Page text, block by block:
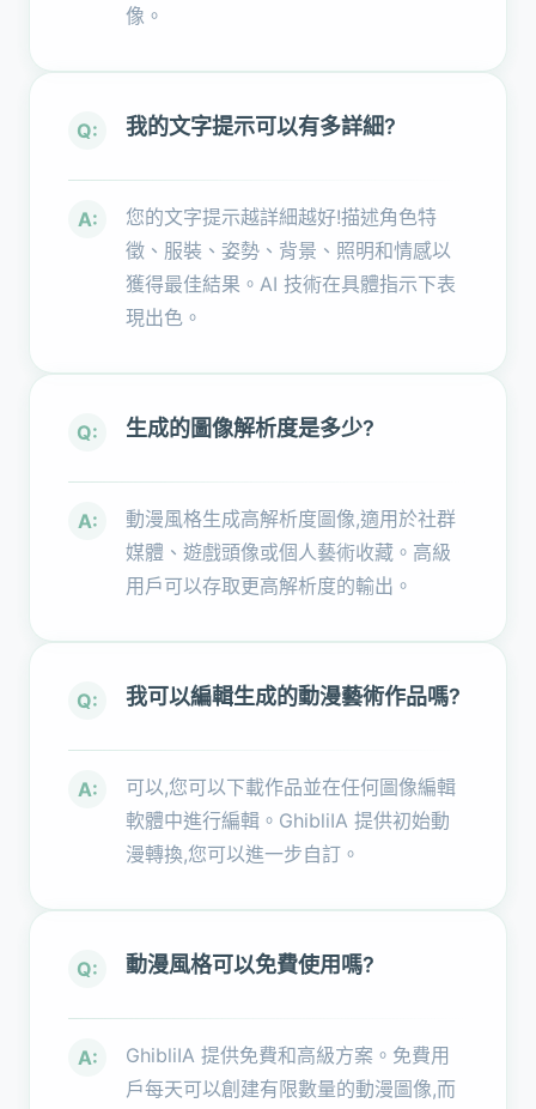
像。
Q: 我的文字提示可以有多詳細?
A:
您的文字提示越詳細越好!描述角色特
徵、服裝、姿勢、背景、照明和情感以
獲得最佳結果。AI 技術在具體指示下表
現出色。
Q: 生成的圖像解析度是多少?
A:
動漫風格生成高解析度圖像,適用於社群
媒體、遊戲頭像或個人藝術收藏。高級
用戶可以存取更高解析度的輸出。
Q: 我可以編輯生成的動漫藝術作品嗎?
A:
可以,您可以下載作品並在任何圖像編輯
軟體中進行編輯。GhibliIA 提供初始動
漫轉換,您可以進一步自訂。
Q: 動漫風格可以免費使用嗎?
A:
GhibliIA 提供免費和高級方案。免費用
戶每天可以創建有限數量的動漫圖像,而